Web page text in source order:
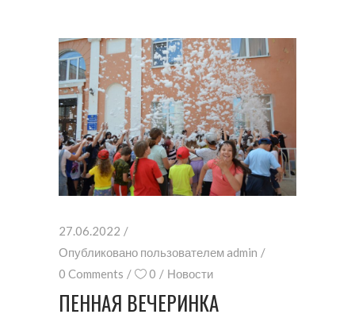
27.06.2022
Опубликовано пользователемadmin
0 Comments
0 Новости
ПЕННАЯ ВЕЧЕРИНКА